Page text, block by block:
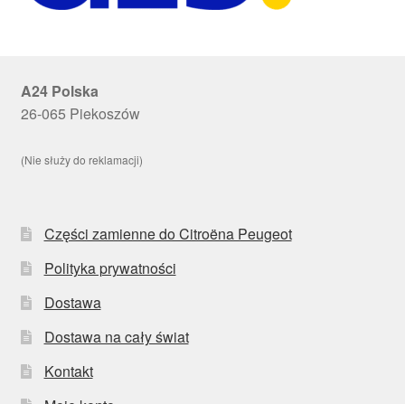
A24 Polska
26-065 Piekoszów
(Nie służy do reklamacji)
Części zamienne do Citroëna Peugeot
Polityka prywatności
Dostawa
Dostawa na cały świat
Kontakt